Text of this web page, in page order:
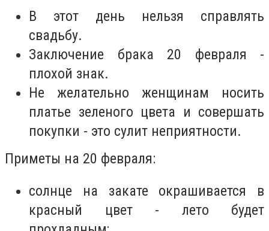
В этот день нельзя справлять
свадьбу.
Заключение брака 20 февраля -
плохой знак.
Не желательно женщинам носить
платье зеленого цвета и совершать
покупки - это сулит неприятности.
Приметы на 20 февраля:
солнце на закате окрашивается в
красный цвет - лето будет